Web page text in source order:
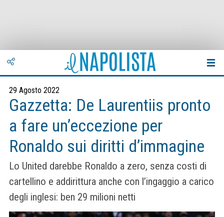
29 Agosto 2022
Gazzetta: De Laurentiis pronto
a fare un’eccezione per
Ronaldo sui diritti d’immagine
Lo United darebbe Ronaldo a zero, senza costi di
cartellino e addirittura anche con l’ingaggio a carico
degli inglesi: ben 29 milioni netti